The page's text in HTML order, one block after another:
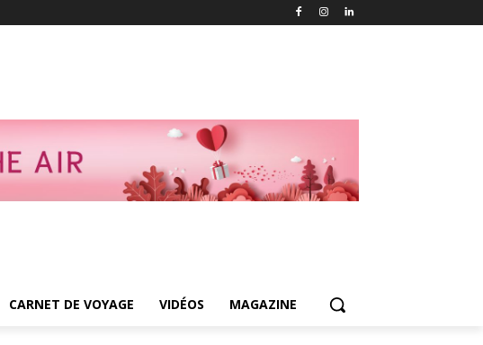
CARNET DE VOYAGE VIDÉOS MAGAZINE